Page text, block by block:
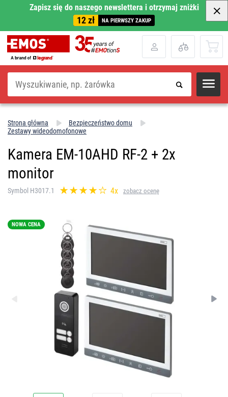
Zapisz się do naszego newslettera i otrzymaj zniżki
12 zł NA PIERWSZY ZAKUP
Szukaj
Strona główna
Bezpieczeństwo domu
Zestawy wideodomofonowe
Kamera EM-10AHD RF-2 + 2x
monitor
Symbol H3017.1 4x zobacz ocenę
NOWA CENA